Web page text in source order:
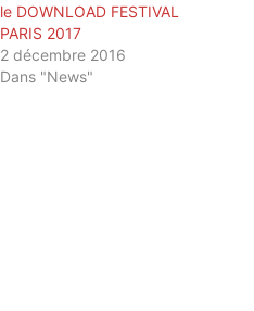
le DOWNLOAD FESTIVAL
PARIS 2017
2 décembre 2016
Dans "News"